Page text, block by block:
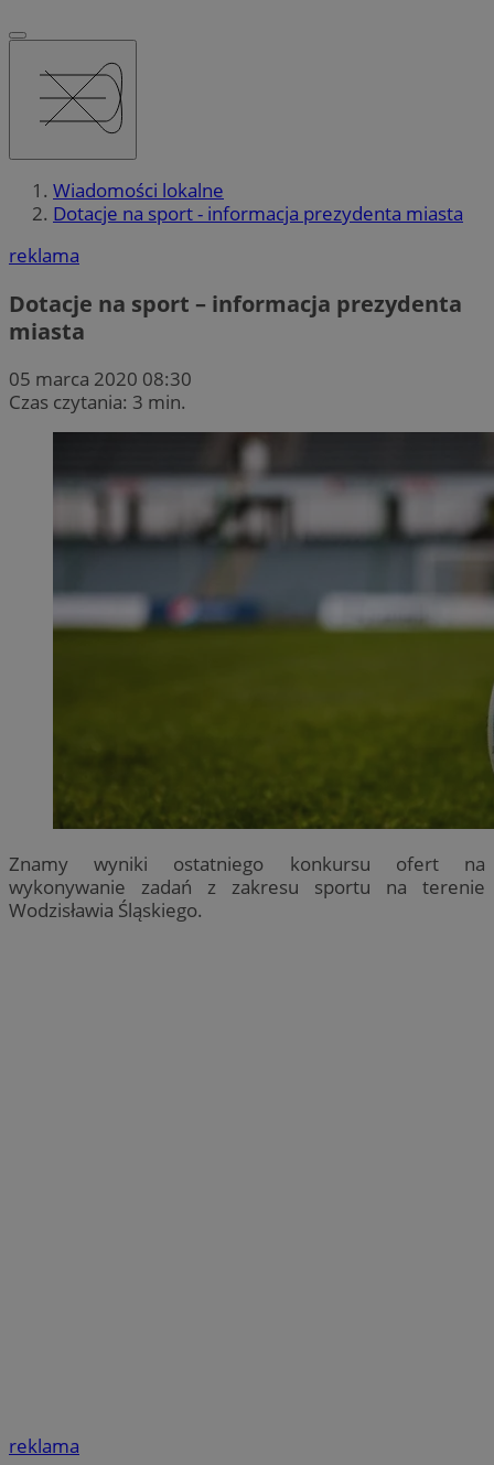
Wiadomości lokalne
Dotacje na sport - informacja prezydenta miasta
reklama
Dotacje na sport – informacja prezydenta
miasta
05 marca 2020 08:30
Czas czytania: 3 min.
Znamy wyniki ostatniego konkursu ofert na
wykonywanie zadań z zakresu sportu na terenie
Wodzisławia Śląskiego.
reklama